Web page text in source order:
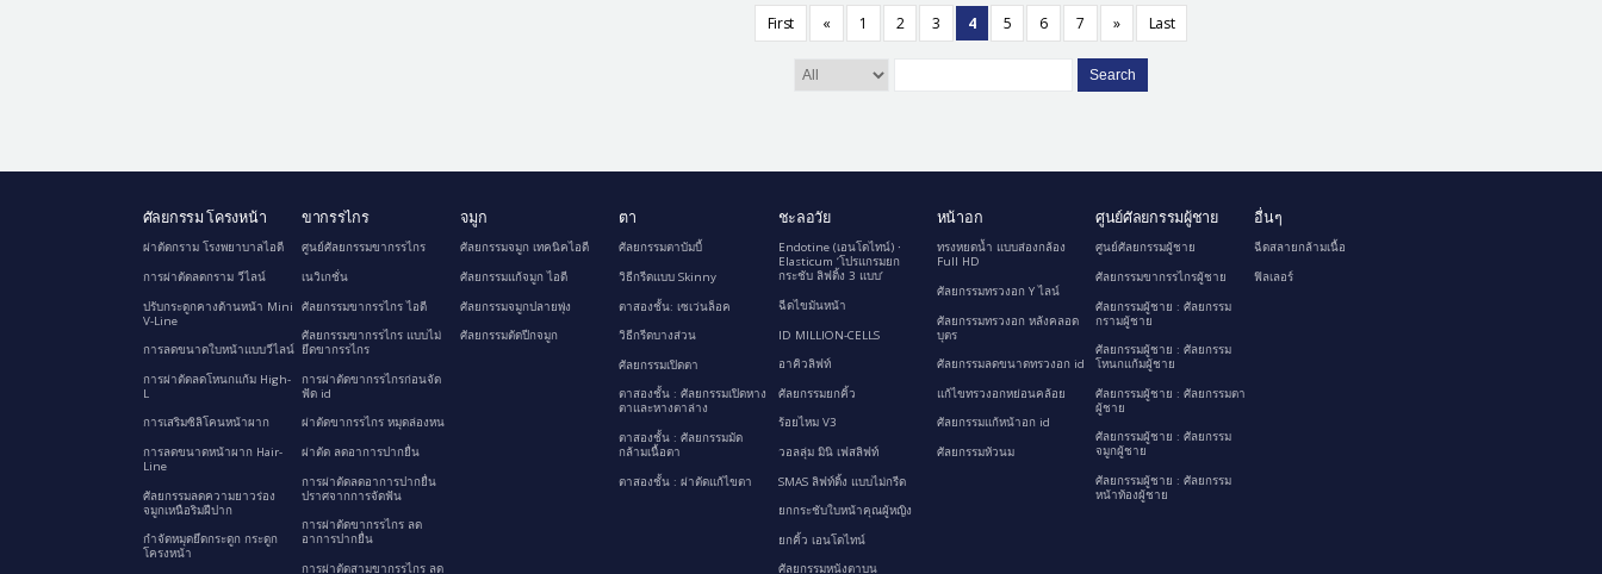
First « 1 2 3 4 5 6 7 » Last
Search
ศัลยกรรม โครงหน้า
ผ่าตัดกราม โรงพยาบาลไอดี
การผ่าตัดลดกราม วีไลน์
ปรับกระดูกคางด้านหน้า Mini
V-Line
การลดขนาดใบหน้าแบบวีไลน์
การผ่าตัดลดโหนกแก้ม High-
L
การเสริมซิลิโคนหน้าผาก
การลดขนาดหน้าผาก Hair-
Line
ศัลยกรรมลดความยาวร่อง
จมูกเหนือริมฝีปาก
กำจัดหมุดยึดกระดูก กระดูก
โครงหน้า
ขากรรไกร
ศูนย์ศัลยกรรมขากรรไกร
เนวิเกชั่น
ศัลยกรรมขากรรไกร ไอดี
ศัลยกรรมขากรรไกร แบบไม่
ยึดขากรรไกร
การผ่าตัดขากรรไกรก่อนจัด
ฟัด id
ผ่าตัดขากรรไกร หมุดล่องหน
ผ่าตัด ลดอาการปากยื่น
การผ่าตัดลดอาการปากยื่น
ปราศจากการจัดฟัน
การผ่าตัดขากรรไกร ลด
อาการปากยื่น
การผ่าตัดสามขากรรไกร ลด
จมูก
ศัลยกรรมจมูก เทคนิคไอดี
ศัลยกรรมแก้จมูก ไอดี
ศัลยกรรมจมูกปลายพุ่ง
ศัลยกรรมตัดปีกจมูก
ตา
ศัลยกรรมตาบัมบี้
วิธีกรีดแบบ Skinny
ตาสองชั้น: เซเว่นล็อค
วิธีกรีดบางส่วน
ศัลยกรรมเปิดตา
ตาสองชั้น : ศัลยกรรมเปิดหาง
ตาและหางตาล่าง
ตาสองชั้น : ศัลยกรรมมัด
กล้ามเนื้อตา
ตาสองชั้น : ผ่าตัดแก้ไขตา
ชะลอวัย
Endotine (เอนโดไทน์) ∙
Elasticum ‘โปรแกรมยก
กระชับ ลิฟติ้ง 3 แบบ’
ฉีดไขมันหน้า
ID MILLION-CELLS
อาคิวลิฟท์
ศัลยกรรมยกคิ้ว
ร้อยไหม V3
วอลลุ่ม มินิ เฟสลิฟท์
SMAS ลิฟท์ติ้ง แบบไม่กรีด
ยกกระชับใบหน้าคุณผู้หญิง
ยกคิ้ว เอนโดไทน์
ศัลยกรรมหนังตาบน
หน้าอก
ทรงหยดน้ำ แบบส่องกล้อง
Full HD
ศัลยกรรมทรวงอก Y ไลน์
ศัลยกรรมทรวงอก หลังคลอด
บุตร
ศัลยกรรมลดขนาดทรวงอก id
แก้ไขทรวงอกหย่อนคล้อย
ศัลยกรรมแก้หน้าอก id
ศัลยกรรมหัวนม
ศูนย์ศัลยกรรมผู้ชาย
ศูนย์ศัลยกรรมผู้ชาย
ศัลยกรรมขากรรไกรผู้ชาย
ศัลยกรรมผู้ชาย : ศัลยกรรม
กรามผู้ชาย
ศัลยกรรมผู้ชาย : ศัลยกรรม
โหนกแก้มผู้ชาย
ศัลยกรรมผู้ชาย : ศัลยกรรมตา
ผู้ชาย
ศัลยกรรมผู้ชาย : ศัลยกรรม
จมูกผู้ชาย
ศัลยกรรมผู้ชาย : ศัลยกรรม
หน้าท้องผู้ชาย
อื่นๆ
ฉีดสลายกล้ามเนื้อ
ฟิลเลอร์